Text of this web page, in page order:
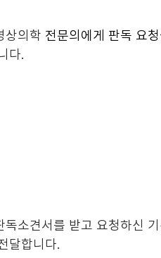
상의학 전문의에게 판독 요
다.
소견서를 받고 요청하신
달합니다.